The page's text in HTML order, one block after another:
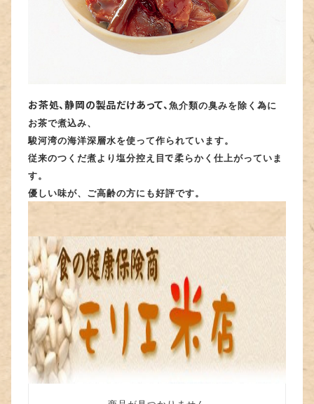
お茶処、静岡の製品だけあって、魚介類の臭みを除く為に
お茶で煮込み、
駿河湾の海洋深層水を使って作られています。
従来のつくだ煮より 塩分控え目で柔らかく 仕上がっていま
す。
優しい味が、ご高齢の方にも好評です。